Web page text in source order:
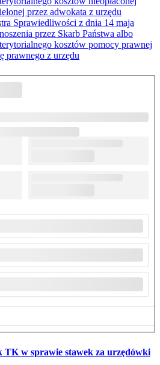
przez adwokata z urzędu
Sprawiedliwości z dnia 14 maja
przez Skarb Państwa albo
kosztów pomocy prawnej
prawnego z urzędu
w sprawie stawek za urzędówki